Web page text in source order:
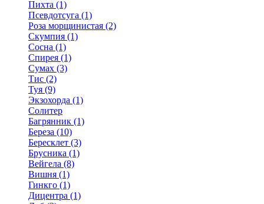
Пихта (1)
Псевдотсуга (1)
Роза морщинистая (2)
Скумпия (1)
Сосна (1)
Спирея (1)
Сумах (3)
Тис (2)
Туя (9)
Экзохорда (1)
Солитер
Багрянник (1)
Береза (10)
Бересклет (3)
Брусника (1)
Вейгела (8)
Вишня (1)
Гинкго (1)
Дицентра (1)